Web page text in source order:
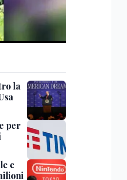
la
per
e